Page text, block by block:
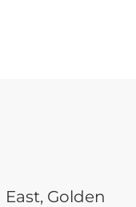
Golden